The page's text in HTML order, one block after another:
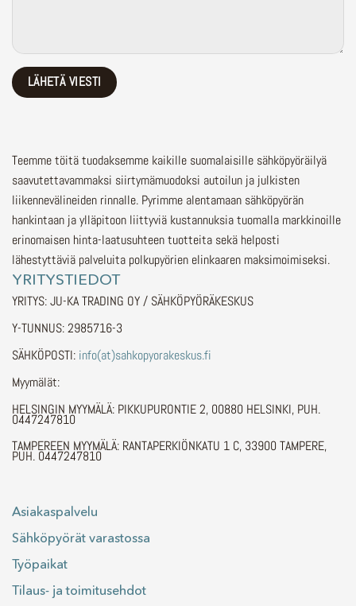
Teemme töitä tuodaksemme kaikille suomalaisille sähköpyöräilyä
saavutettavammaksi siirtymämuodoksi autoilun ja julkisten
liikennevälineiden rinnalle. Pyrimme alentamaan sähköpyörän
hankintaan ja ylläpitoon liittyviä kustannuksia tuomalla markkinoille
erinomaisen hinta-laatusuhteen tuotteita sekä helposti
lähestyttäviä palveluita polkupyörien elinkaaren maksimoimiseksi.
YRITYSTIEDOT
YRITYS: JU-KA TRADING OY / SÄHKÖPYÖRÄKESKUS
Y-TUNNUS: 2985716-3
SÄHKÖPOSTI: info(at)sahkopyorakeskus.fi
Myymälät:
HELSINGIN MYYMÄLÄ: PIKKUPURONTIE 2, 00880 HELSINKI, PUH.
0447247810
TAMPEREEN MYYMÄLÄ: RANTAPERKIÖNKATU 1 C, 33900 TAMPERE,
PUH. 0447247810
Asiakaspalvelu
Sähköpyörät varastossa
Työpaikat
Tilaus- ja toimitusehdot